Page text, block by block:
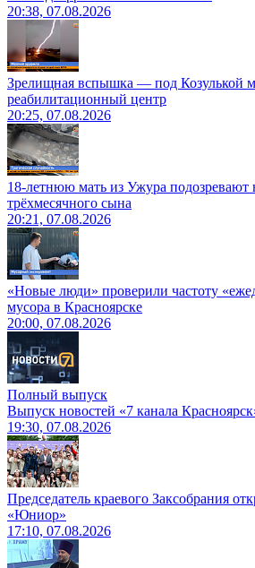
20:38, 07.08.2026
Зрелищная вспышка — под Козулькой
реабилитационный центр
20:25, 07.08.2026
18-летнюю мать из Ужура подозревают
трёхмесячного сына
20:21, 07.08.2026
«Новые люди» проверили частоту
мусора в Красноярске
20:00, 07.08.2026
Полный выпуск
Выпуск новостей «7 канала
19:30, 07.08.2026
Председатель краевого Заксобрания
«Юниор»
17:10, 07.08.2026